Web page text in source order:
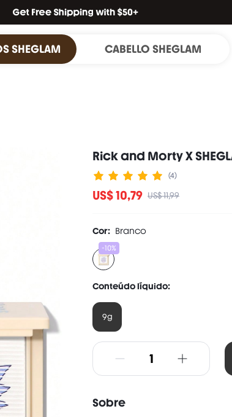
SHEGLAM CABELLO SHEGLAM
Rick and Morty X
(4)
US$ 10,79 US$ 11,99
Cor: Branco
-10%
Conteúdo líquido:
9g
Sobre